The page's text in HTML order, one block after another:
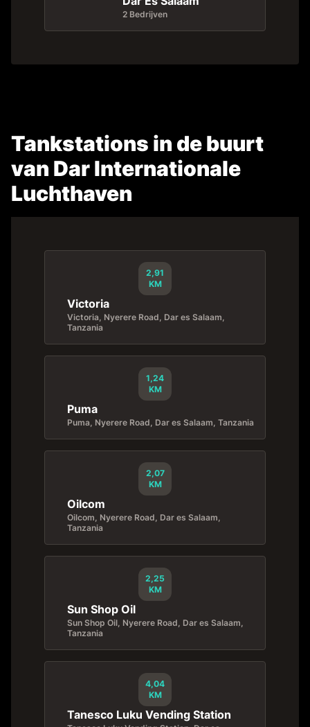
2 Bedrijven
Tankstations in de buurt
van Dar Internationale
Luchthaven
2,91
KM
Victoria
Victoria, Nyerere Road, Dar es Salaam,
Tanzania
1,24
KM
Puma
Puma, Nyerere Road, Dar es Salaam, Tanzania
2,07
KM
Oilcom
Oilcom, Nyerere Road, Dar es Salaam,
Tanzania
2,25
KM
Sun Shop Oil
Sun Shop Oil, Nyerere Road, Dar es Salaam,
Tanzania
4,04
KM
Tanesco Luku Vending Station